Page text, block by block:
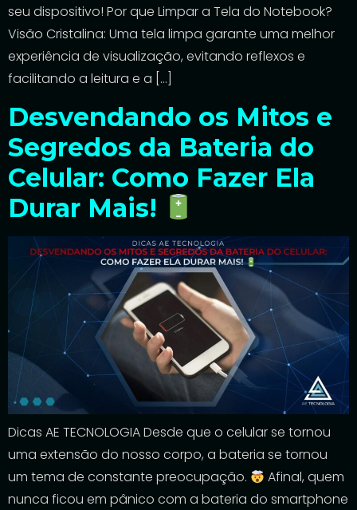
seu dispositivo! Por que Limpar a Tela do Notebook?
Visão Cristalina: Uma tela limpa garante uma melhor
experiência de visualização, evitando reflexos e
facilitando a leitura e a […]
Desvendando os Mitos e
Segredos da Bateria do
Celular: Como Fazer Ela
Durar Mais!
Dicas AE TECNOLOGIA Desde que o celular se tornou
uma extensão do nosso corpo, a bateria se tornou
um tema de constante preocupação.
Afinal, quem
nunca ficou em pânico com a bateria do smartphone